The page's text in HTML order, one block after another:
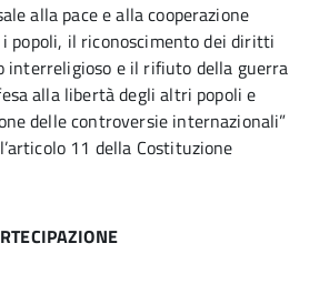
alla pace e alla cooperazione
popoli, il riconoscimento dei diritti
interreligioso e il rifiuto della guerra
alla libertà degli altri popoli e
delle controversie internazionali”
11 della Costituzione